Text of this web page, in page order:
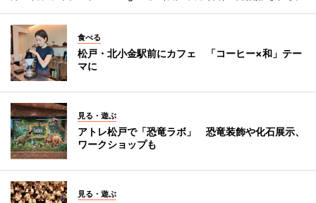
食べる
松戸・北小金駅前にカフェ 「コーヒー×和」テー
マに
見る・遊ぶ
アトレ松戸で「恐竜ラボ」 恐竜装飾や化石展示、
ワークショップも
見る・遊ぶ